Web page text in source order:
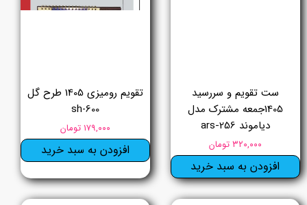
ست تقویم و سررسید
1405جمعه مشترک مدل
دیاموند ars-256
۳۲۰,۰۰۰ تومان
افزودن به سبد خرید
تقویم رومیزی 1405 طرح گل
sh-600
۱۷۹,۰۰۰ تومان
افزودن به سبد خرید